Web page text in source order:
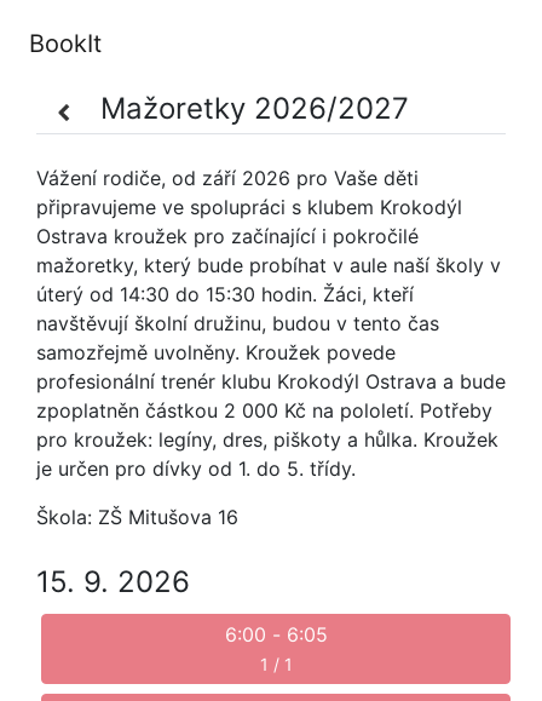
BookIt
Mažoretky 2026/2027
Vážení rodiče, od září 2026 pro Vaše děti
připravujeme ve spolupráci s klubem Krokodýl
Ostrava kroužek pro začínající i pokročilé
mažoretky, který bude probíhat v aule naší školy v
úterý od 14:30 do 15:30 hodin. Žáci, kteří
navštěvují školní družinu, budou v tento čas
samozřejmě uvolněny. Kroužek povede
profesionální trenér klubu Krokodýl Ostrava a bude
zpoplatněn částkou 2 000 Kč na pololetí. Potřeby
pro kroužek: legíny, dres, piškoty a hůlka. Kroužek
je určen pro dívky od 1. do 5. třídy.
Škola: ZŠ Mitušova 16
15. 9. 2026
6:00 - 6:05
1 / 1